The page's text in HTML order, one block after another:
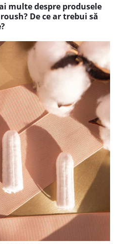
multe despre produsele
De ce ar trebui să